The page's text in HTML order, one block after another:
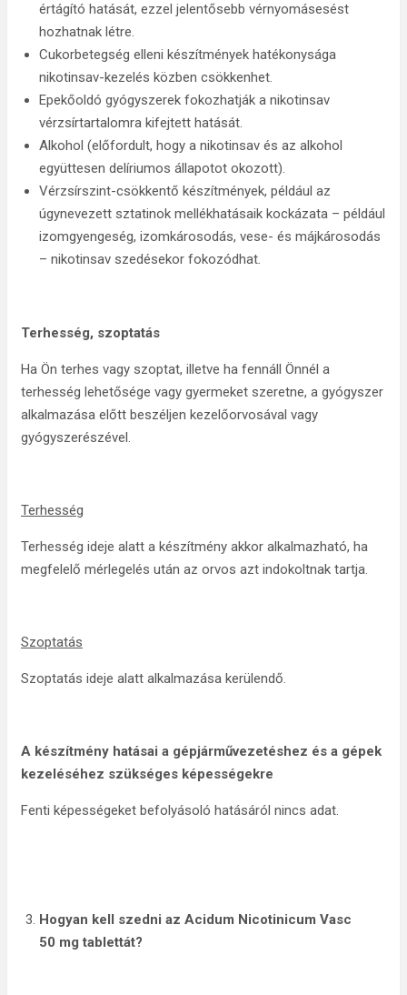
értágító hatását, ezzel jelentősebb vérnyomásesést
hozhatnak létre.
Cukorbetegség elleni készítmények hatékonysága
nikotinsav-kezelés közben csökkenhet.
Epekőoldó gyógyszerek fokozhatják a nikotinsav
vérzsírtartalomra kifejtett hatását.
Alkohol (előfordult, hogy a nikotinsav és az alkohol
együttesen delíriumos állapotot okozott).
Vérzsírszint-csökkentő készítmények, például az
úgynevezett sztatinok mellékhatásaik kockázata – például
izomgyengeség, izomkárosodás, vese- és májkárosodás
– nikotinsav szedésekor fokozódhat.
Terhesség, szoptatás
Ha Ön terhes vagy szoptat, illetve ha fennáll Önnél a
terhesség lehetősége vagy gyermeket szeretne, a gyógyszer
alkalmazása előtt beszéljen kezelőorvosával vagy
gyógyszerészével.
Terhesség
Terhesség ideje alatt a készítmény akkor alkalmazható, ha
megfelelő mérlegelés után az orvos azt indokoltnak tartja.
Szoptatás
Szoptatás ideje alatt alkalmazása kerülendő.
A készítmény hatásai a gépjárművezetéshez és a gépek
kezeléséhez szükséges képességekre
Fenti képességeket befolyásoló hatásáról nincs adat.
Hogyan kell szedni az Acidum Nicotinicum Vasc
50 mg tablettát?